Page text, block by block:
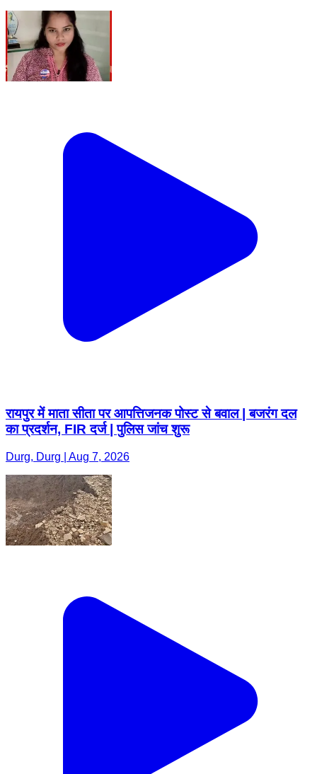
रायपुर में माता सीता पर आपत्तिजनक पोस्ट से बवाल | बजरंग दल
का प्रदर्शन, FIR दर्ज | पुलिस जांच शुरू
Durg, Durg | Aug 7, 2026